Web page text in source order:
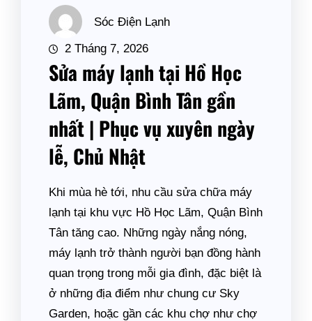
Sóc Điện Lạnh
2 Tháng 7, 2026
Sửa máy lạnh tại Hồ Học
Lãm, Quận Bình Tân gần
nhất | Phục vụ xuyên ngày
lễ, Chủ Nhật
Khi mùa hè tới, nhu cầu sửa chữa máy
lạnh tại khu vực Hồ Học Lãm, Quận Bình
Tân tăng cao. Những ngày nắng nóng,
máy lạnh trở thành người bạn đồng hành
quan trọng trong mỗi gia đình, đặc biệt là
ở những địa điểm như chung cư Sky
Garden, hoặc gần các khu chợ như chợ